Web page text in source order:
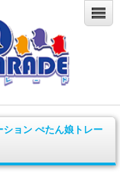
ョン ぺたん娘トレー